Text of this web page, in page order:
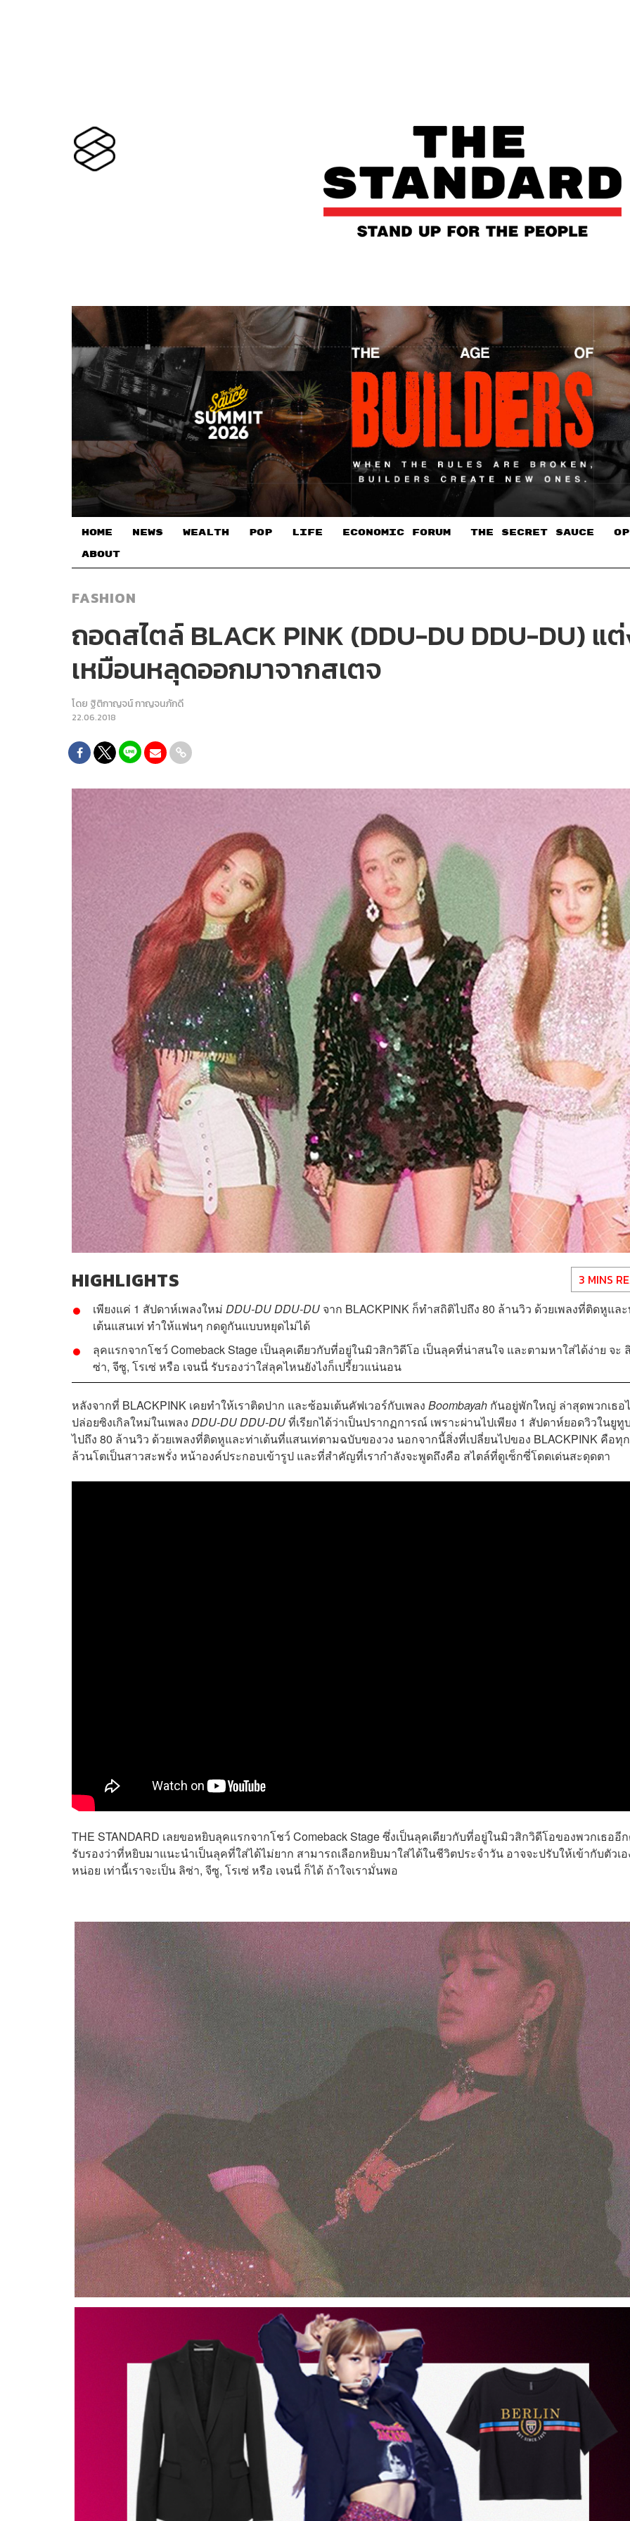
HOME NEWS WEALTH POP LIFE ECONOMIC FORUM THE SECRET SAUCE​
ABOUT
FASHION
ถอดสไตล์ BLACK PINK (DDU-DU DDU-DU) แต่
เหมือนหลุดออกมาจากสเตจ
โดย ฐิติกาญจน์ กาญจนภักดี
22.06.2018
HIGHLIGHTS 3 MINS
เพียงแค่ 1 สัปดาห์เพลงใหม่ DDU-DU DDU-DU จาก BLACKPINK ก็ทำสถิติไปถึง 80 ล้านวิว ด้วยเพลงที่ติดหูแล
เต้นแสนเท่ ทำให้แฟนๆ กดดูกันแบบหยุดไม่ได้
ลุคแรกจากโชว์ Comeback Stage เป็นลุคเดียวกับที่อยู่ในมิวสิกวิดีโอ เป็นลุคที่น่าสนใจ และตามหาใส่ได้ง่าย จะ ลิ
ซ่า, จีซู, โรเซ่ หรือ เจนนี่ รับรองว่าใส่ลุคไหนยังไงก็เปรี้ยวแน่นอน
หลังจากที่ BLACKPINK เคยทำให้เราติดปาก และซ้อมเต้นคัฟเวอร์กับเพลง Boombayah กันอยู่พักใหญ่ ล่าสุดพวกเธอ
ปล่อยซิงเกิลใหม่ในเพลง DDU-DU DDU-DUที่เรียกได้ว่าเป็นปรากฏการณ์ เพราะผ่านไปเพียง 1 สัปดาห์ยอดวิวในยูทู
ไปถึง 80 ล้านวิว ด้วยเพลงที่ติดหูและท่าเต้นที่แสนเท่ตามฉบับของวง นอกจากนี้สิ่งที่เปลี่ยนไปของ BLACKPINK คือทุ
ล้วนโตเป็นสาวสะพรั่ง หน้าองค์ประกอบเข้ารูป และที่สำคัญที่เรากำลังจะพูดถึงคือ สไตล์ที่ดูเซ็กซี่โดดเด่นสะดุดตา
THE STANDARD เลยขอหยิบลุคแรกจากโชว์ Comeback Stage ซึ่งเป็นลุคเดียวกับที่อยู่ในมิวสิกวิดีโอของพวกเธออี
รับรองว่าที่หยิบมาแนะนำเป็นลุคที่ใส่ได้ไม่ยาก สามารถเลือกหยิบมาใส่ได้ในชีวิตประจำวัน อาจจะปรับให้เข้ากับตัวเ
หน่อย เท่านี้เราจะเป็น ลิซ่า, จีซู, โรเซ่ หรือ เจนนี่ ก็ได้ ถ้าใจเรามั่นพอ